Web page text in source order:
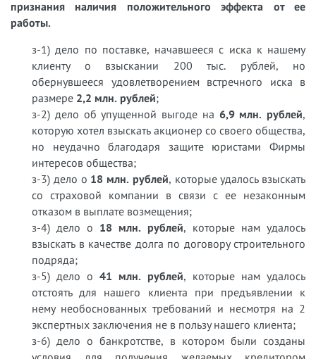
признания наличия положительного эффекта от ее
работы.
з-1) дело по поставке, начавшееся с иска к нашему
клиенту о взыскании 200 тыс. рублей, но
обернувшееся удовлетворением встречного иска в
размере 2,2 млн. рублей;
з-2) дело об упущенной выгоде на 6,9 млн. рублей,
которую хотел взыскать акционер со своего общества,
но неудачно благодаря защите юристами Фирмы
интересов общества;
з-3) дело о 18 млн. рублей, которые удалось взыскать
со страховой компании в связи с ее незаконным
отказом в выплате возмещения;
з-4) дело о 18 млн. рублей, которые нам удалось
взыскать в качестве долга по договору строительного
подряда;
з-5) дело о 41 млн. рублей, которые нам удалось
отстоять для нашего клиента при предъявлении к
нему необоснованных требований и несмотря на 2
экспертных заключения не в пользу нашего клиента;
з-6) дело о банкротстве, в котором были созданы